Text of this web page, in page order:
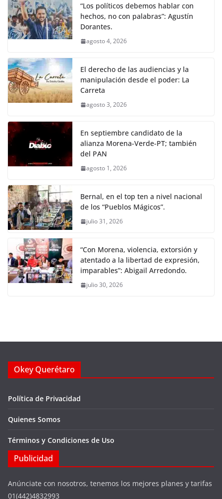
“Los políticos debemos hablar con
hechos, no con palabras”: Agustín
Dorantes.
agosto 4, 2026
El derecho de las audiencias y la
manipulación desde el poder: La
Carreta
agosto 3, 2026
En septiembre candidato de la
alianza Morena-Verde-PT; también
del PAN
agosto 1, 2026
Bernal, en el top ten a nivel nacional
de los “Pueblos Mágicos”.
julio 31, 2026
“Con Morena, violencia, extorsión y
atentado a la libertad de expresión,
imparables”: Abigail Arredondo.
julio 30, 2026
Okey Querétaro
Política de Privacidad
Quienes Somos
Términos y Condiciones de Uso
Publicidad
Anúnciate con nosotros, tenemos los mejores planes y tarifas
01(442)4832993